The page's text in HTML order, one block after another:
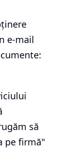
e-mail
să
pe firmă"